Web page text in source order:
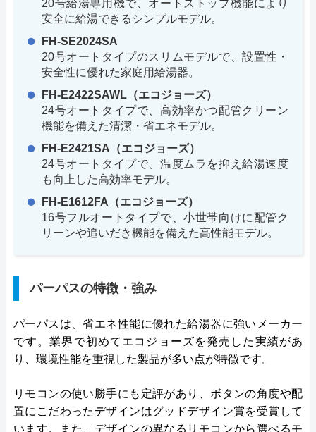
20号給湯専用機で、オートストップ機能により
安全に給湯できるシンプルモデル。
FH-SE2024SA
20号オートタイプのスリムモデルで、設置性・
安全性に優れた家庭用給湯器。
FH-E2422SAWL（エコジョーズ）
24号オートタイプで、高効率かつ配管クリーン
機能を備えた清潔・省エネモデル。
FH-E2421SA（エコジョーズ）
24号オートタイプで、温度ムラを抑え給湯速度
も向上した高効率モデル。
FH-E1612FA（エコジョーズ）
16号フルオートタイプで、小世帯向けに配管ク
リーンや追いだき機能を備えた高性能モデル。
パーパスの特徴・強み
パーパスは、省エネ性能に優れた給湯器に強いメーカー
です。業界で初めてエコジョーズを発売した実績があ
り、環境性能を重視した製品が多い点が特徴です。
リモコンの使い勝手にも定評があり、ボタンの角度や配
置にこだわったデザインはグッドデザイン賞を受賞して
います。また、デザインの異なるリモコンから選べるモ